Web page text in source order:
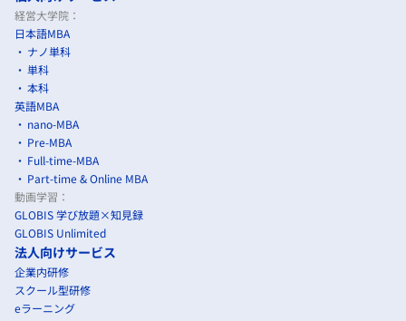
経営大学院：
日本語MBA
ナノ単科
単科
本科
英語MBA
nano-MBA
Pre-MBA
Full-time-MBA
Part-time & Online MBA
動画学習：
GLOBIS 学び放題×知見録
GLOBIS Unlimited
法人向けサービス
企業内研修
スクール型研修
eラーニング